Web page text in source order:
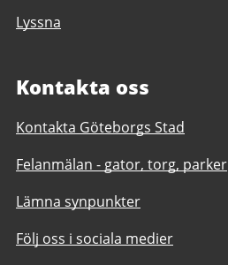
Lyssna
Kontakta oss
Kontakta Göteborgs Stad
Felanmälan - gator, torg, parker
Lämna synpunkter
Följ oss i sociala medier